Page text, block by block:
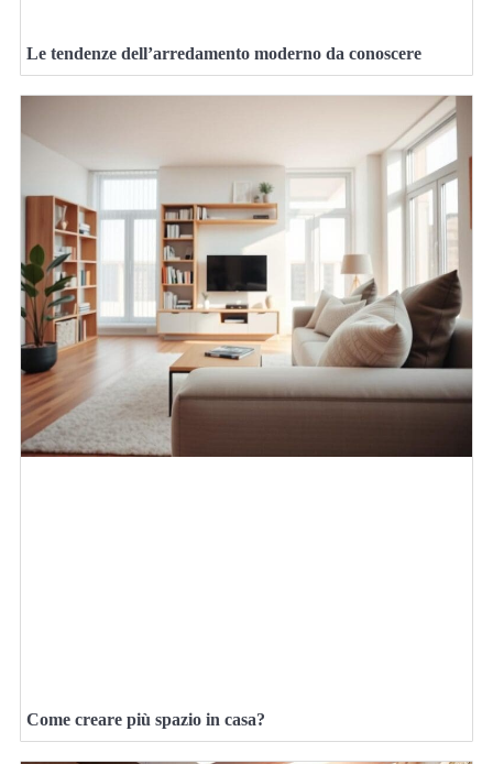
Le tendenze dell’arredamento moderno da conoscere
Come creare più spazio in casa?